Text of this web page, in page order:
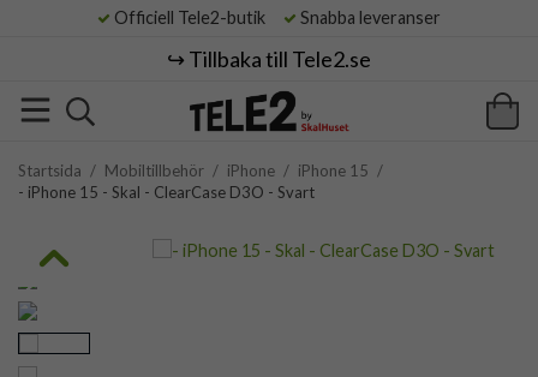
Officiell Tele2-butik Snabba leveranser
↪️ Tillbaka till Tele2.se
Startsida / Mobiltillbehör / iPhone / iPhone 15 /
- iPhone 15 - Skal - ClearCase D3O - Svart